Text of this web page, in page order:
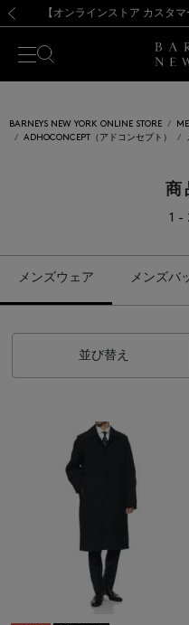
【夏季休業に伴う出荷
熊本県を中心とした地震の
【開催中】SUMMER
【夏季休業に伴う出荷
BARNEYS NEW YORK ONLINE STORE
ADHOCONCEPT（アドコンセプト）
商
1 -
メンズウェア メンズバ
並び替え